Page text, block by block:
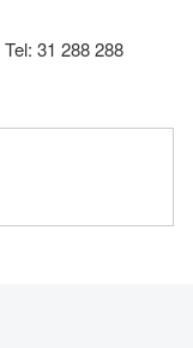
Tel: 31 288 288